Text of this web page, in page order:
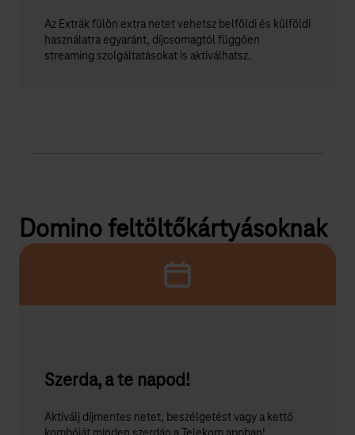
Az Extrák fülön extra netet vehetsz belföldi és külföldi
használatra egyaránt, díjcsomagtól függően
streaming szolgáltatásokat is aktiválhatsz.
Domino feltöltőkártyásoknak
Szerda, a te napod!
Aktiválj díjmentes netet, beszélgetést vagy a kettő